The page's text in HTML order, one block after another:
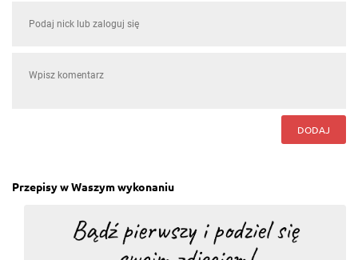
DODAJ
Przepisy w Waszym wykonaniu